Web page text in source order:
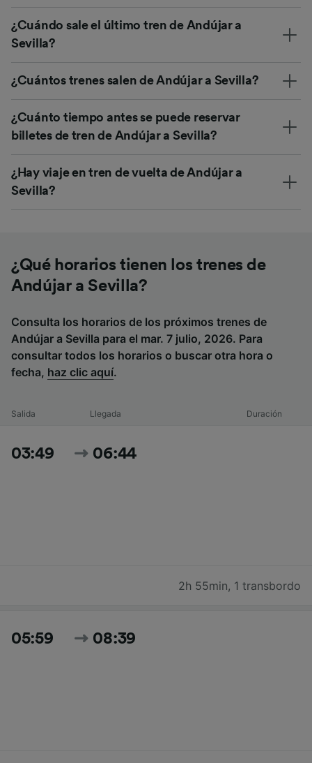
¿Cuándo sale el último tren de Andújar a
Sevilla?
¿Cuántos trenes salen de Andújar a Sevilla?
¿Cuánto tiempo antes se puede reservar
billetes de tren de Andújar a Sevilla?
¿Hay viaje en tren de vuelta de Andújar a
Sevilla?
¿Qué horarios tienen los trenes de
Andújar a Sevilla?
Consulta los horarios de los próximos trenes de
Andújar a Sevilla para el mar. 7 julio, 2026. Para
consultar todos los horarios o buscar otra hora o
fecha, haz clic aquí.
Salida Llegada Duración
03:49 06:44
2h 55min, 1 transbordo
05:59 08:39